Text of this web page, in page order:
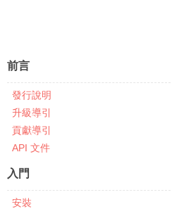
前言
發行說明
升級導引
貢獻導引
API 文件
入門
安裝